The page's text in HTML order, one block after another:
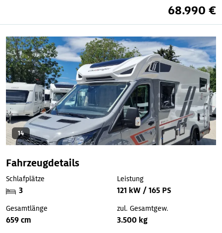
68.990 €
14
Fahrzeugdetails
Schlafplätze
3
Leistung
121 kW / 165 PS
Gesamtlänge
659 cm
zul. Gesamtgew.
3.500 kg